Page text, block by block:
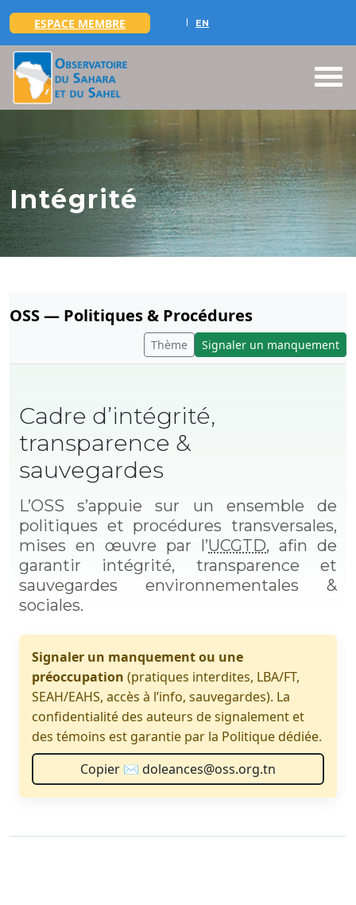
Aller au contenu principal
ESPACE MEMBRE EN
Intégrité
OSS — Politiques & Procédures
Thème Signaler un manquement
Cadre d’intégrité,
transparence &
sauvegardes
L’OSS s’appuie sur un ensemble de
politiques et procédures transversales,
mises en œuvre par l’UCGTD, afin de
garantir intégrité, transparence et
sauvegardes environnementales &
sociales.
Signaler un manquement ou une
préoccupation (pratiques interdites, LBA/FT,
SEAH/EAHS, accès à l’info, sauvegardes). La
confidentialité des auteurs de signalement et
des témoins est garantie par la Politique dédiée.
Copier ✉️ doleances@oss.org.tn